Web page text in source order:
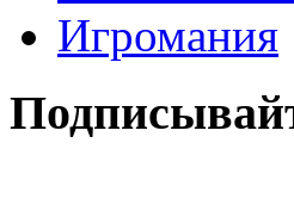
Игромания